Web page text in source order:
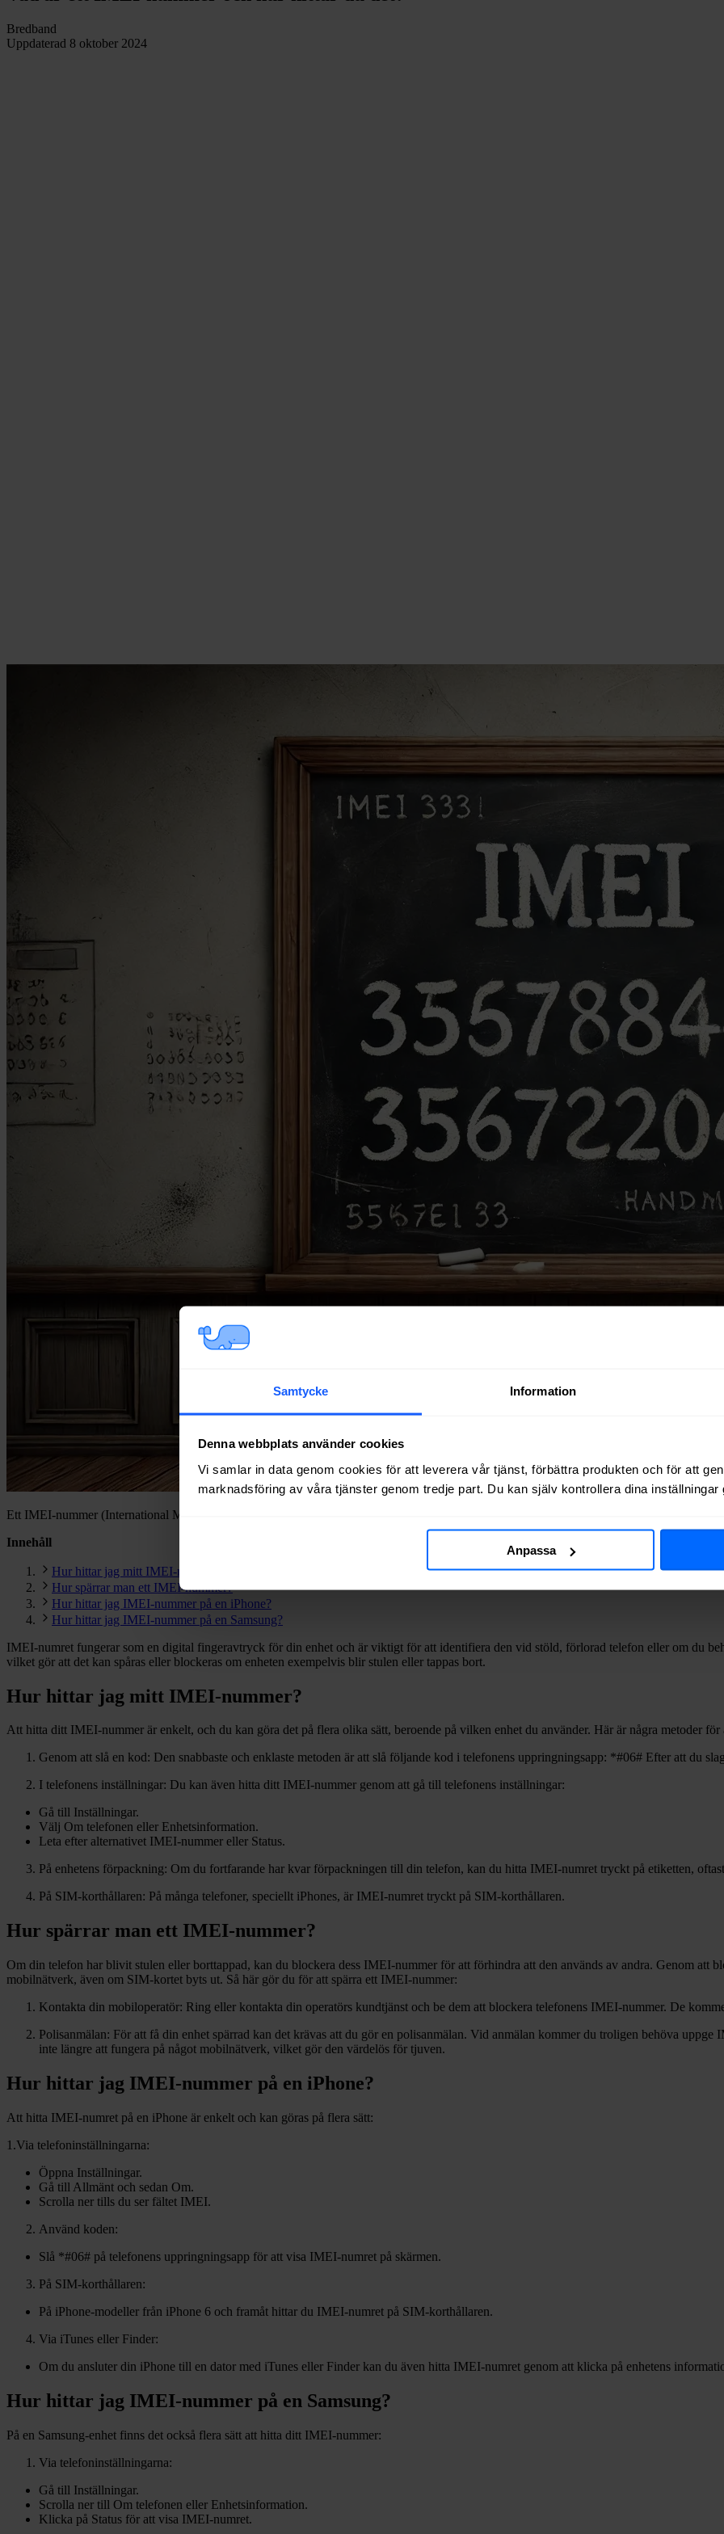
Samtycke Information
Denna webbplats använder cookies
Vi samlar in data genom cookies för att leverera vår tjänst, förbättra produkten och för att
marknadsföring av våra tjänster genom tredje part. Du kan själv kontrollera dina
Anpassa
Bredband
Uppdaterad 8 oktober 2024
Ett IMEI-nummer (International Mobile Equipment Identity) är ett unikt 15-siffrigt nummer som används för att identifiera mobiltelefoner
Innehåll
Hur hittar jag mitt IMEI-nummer?
Hur spärrar man ett IMEI-nummer?
Hur hittar jag IMEI-nummer på en iPhone?
Hur hittar jag IMEI-nummer på en Samsung?
IMEI-numret fungerar som en digital fingeravtryck för din enhet och är viktigt för att identifiera den vid stöld, förlorad telefon eller om du
vilket gör att det kan spåras eller blockeras om enheten exempelvis blir stulen eller tappas bort.
Hur hittar jag mitt IMEI-nummer?
Att hitta ditt IMEI-nummer är enkelt, och du kan göra det på flera olika sätt, beroende på vilken enhet du använder. Här är några metoder
Genom att slå en kod: Den snabbaste och enklaste metoden är att slå följande kod i telefonens uppringningsapp: *#06# Efter att du
I telefonens inställningar: Du kan även hitta ditt IMEI-nummer genom att gå till telefonens inställningar:
Gå till Inställningar.
Välj Om telefonen eller Enhetsinformation.
Leta efter alternativet IMEI-nummer eller Status.
På enhetens förpackning: Om du fortfarande har kvar förpackningen till din telefon, kan du hitta IMEI-numret tryckt på etiketten,
På SIM-korthållaren: På många telefoner, speciellt iPhones, är IMEI-numret tryckt på SIM-korthållaren.
Hur spärrar man ett IMEI-nummer?
Om din telefon har blivit stulen eller borttappad, kan du blockera dess IMEI-nummer för att förhindra att den används av andra. Genom att
mobilnätverk, även om SIM-kortet byts ut. Så här gör du för att spärra ett IMEI-nummer:
Kontakta din mobiloperatör: Ring eller kontakta din operatörs kundtjänst och be dem att blockera telefonens IMEI-nummer. De
Polisanmälan: För att få din enhet spärrad kan det krävas att du gör en polisanmälan. Vid anmälan kommer du troligen behöva
inte längre att fungera på något mobilnätverk, vilket gör den värdelös för tjuven.
Hur hittar jag IMEI-nummer på en iPhone?
Att hitta IMEI-numret på en iPhone är enkelt och kan göras på flera sätt:
1.Via telefoninställningarna:
Öppna Inställningar.
Gå till Allmänt och sedan Om.
Scrolla ner tills du ser fältet IMEI.
Använd koden:
Slå *#06# på telefonens uppringningsapp för att visa IMEI-numret på skärmen.
På SIM-korthållaren:
På iPhone-modeller från iPhone 6 och framåt hittar du IMEI-numret på SIM-korthållaren.
Via iTunes eller Finder:
Om du ansluter din iPhone till en dator med iTunes eller Finder kan du även hitta IMEI-numret genom att klicka på enhetens
Hur hittar jag IMEI-nummer på en Samsung?
På en Samsung-enhet finns det också flera sätt att hitta ditt IMEI-nummer:
Via telefoninställningarna:
Gå till Inställningar.
Scrolla ner till Om telefonen eller Enhetsinformation.
Klicka på Status för att visa IMEI-numret.